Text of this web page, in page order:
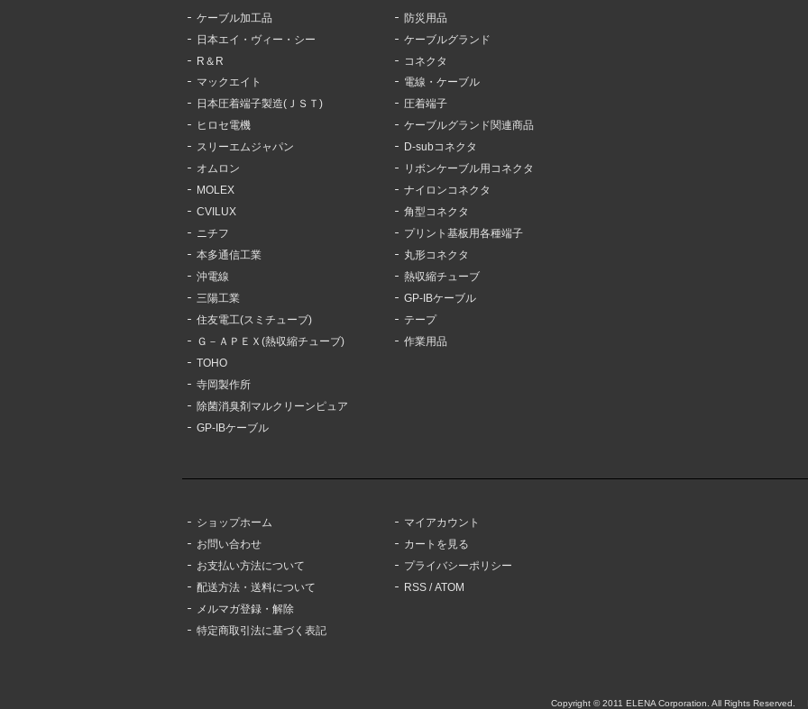
ケーブル加工品
日本エイ・ヴィー・シー
R＆R
マックエイト
日本圧着端子製造(ＪＳＴ)
ヒロセ電機
スリーエムジャパン
オムロン
MOLEX
CVILUX
ニチフ
本多通信工業
沖電線
三陽工業
住友電工(スミチューブ)
Ｇ－ＡＰＥＸ(熱収縮チューブ)
TOHO
寺岡製作所
除菌消臭剤マルクリーンピュア
GP-IBケーブル
防災用品
ケーブルグランド
コネクタ
電線・ケーブル
圧着端子
ケーブルグランド関連商品
D-subコネクタ
リボンケーブル用コネクタ
ナイロンコネクタ
角型コネクタ
プリント基板用各種端子
丸形コネクタ
熱収縮チューブ
GP-IBケーブル
テープ
作業用品
ショップホーム
お問い合わせ
お支払い方法について
配送方法・送料について
メルマガ登録・解除
特定商取引法に基づく表記
マイアカウント
カートを見る
プライバシーポリシー
RSS /ATOM
Copyright © 2011 ELENA Corporation. All Rights Reserved.